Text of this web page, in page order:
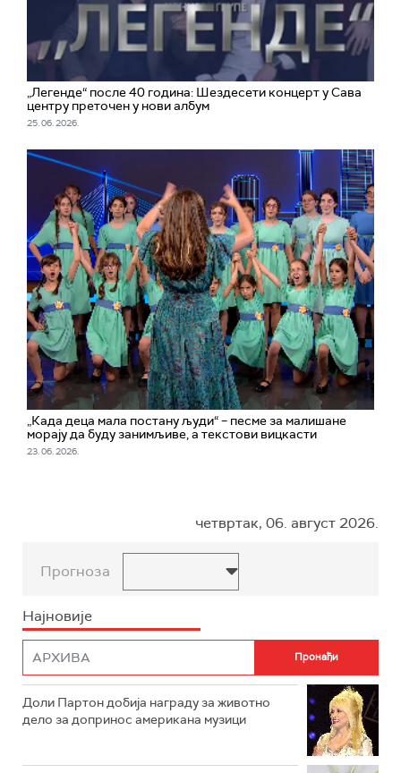
„Легенде“ после 40 година: Шездесети концерт у Сава
центру преточен у нови албум
25. 06. 2026.
„Када деца мала постану људи“ – песме за малишане
морају да буду занимљиве, а текстови вицкасти
23. 06. 2026.
четвртак, 06. август 2026.
Прогноза
Најновије
Доли Партон добија награду за животно
дело за допринос американа музици